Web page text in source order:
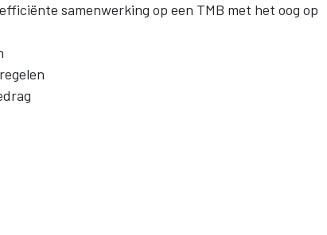
samenwerking op een TMB met het oog op